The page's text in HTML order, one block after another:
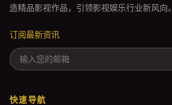
造精品影视作品，引领影视娱乐行业新风向。
订阅最新资讯
快速导航